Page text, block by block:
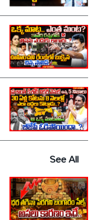
See All